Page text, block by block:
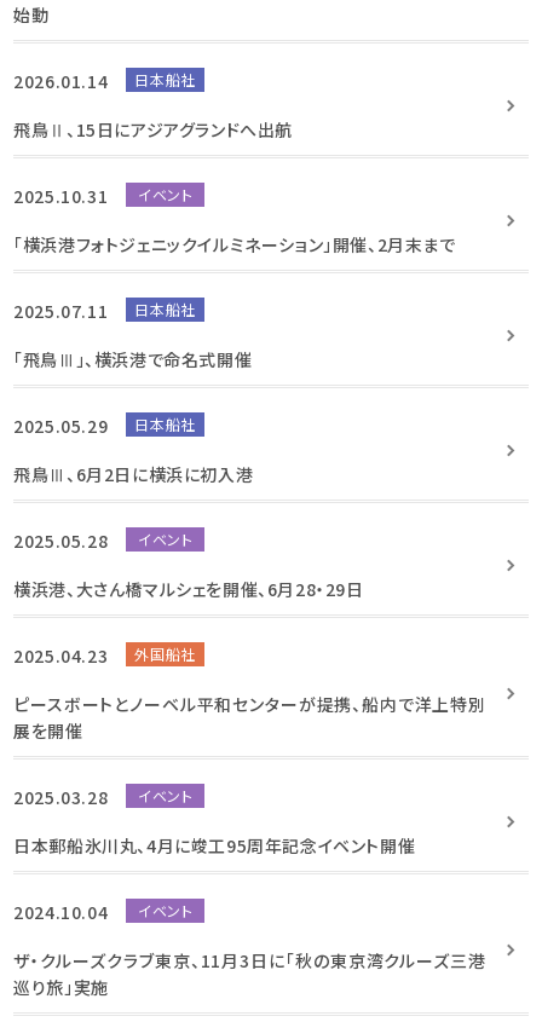
始動
2026.01.14 日本船社
飛鳥Ⅱ、15日にアジアグランドへ出航
2025.10.31 イベント
「横浜港フォトジェニックイルミネーション」開催、2月末まで
2025.07.11 日本船社
「飛鳥Ⅲ」、横浜港で命名式開催
2025.05.29 日本船社
飛鳥Ⅲ、6月2日に横浜に初入港
2025.05.28 イベント
横浜港、大さん橋マルシェを開催、6月28・29日
2025.04.23 外国船社
ピースボートとノーベル平和センターが提携、船内で洋上特別
展を開催
2025.03.28 イベント
日本郵船氷川丸、4月に竣工95周年記念イベント開催
2024.10.04 イベント
ザ・クルーズクラブ東京、11月3日に「秋の東京湾クルーズ三港
巡り旅」実施